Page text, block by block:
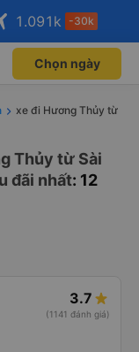
Mở app
qua
Mở app
1.091 k -30k
Chọn ngày
xe đi Hương Thủy từ
Thủy từ Sài
đãi nhất: 12
3.7
(1141 đánh giá)